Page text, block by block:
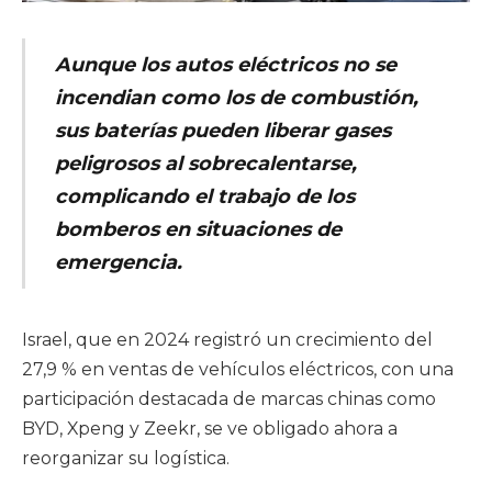
Aunque los autos eléctricos no se
incendian como los de combustión,
sus baterías pueden liberar gases
peligrosos al sobrecalentarse,
complicando el trabajo de los
bomberos en situaciones de
emergencia.
Israel, que en 2024 registró un crecimiento del
27,9 % en ventas de vehículos eléctricos, con una
participación destacada de marcas chinas como
BYD, Xpeng y Zeekr, se ve obligado ahora a
reorganizar su logística.